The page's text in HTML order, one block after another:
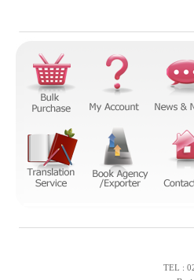
TEL :